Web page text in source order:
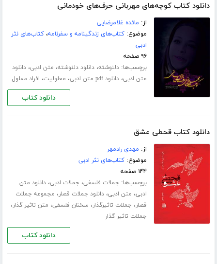
دانلود کتاب کوچه‌های مهربانی حرف‌های خودمانی
از: مائده غلامرضایی
موضوع:کتاب‌های زندگینامه و سفرنامه،کتاب‌های نثر
ادبی
۹۶ صفحه
برچسب‌ها:دلنوشته،دانلود دلنوشته، متن ادبی،دانلود
متن ادبی،دانلود pdf متن ادبی ، معلولیت، افراد معلول
دانلود کتاب
دانلود کتاب قحطی عشق
از: مهدی رادمهر
موضوع:کتاب‌های نثر ادبی
۱۴۴ صفحه
برچسب‌ها: جملات فلسفی، جملات ادبی،دانلود متن
ادبی، متن ادبی،دانلود جملات قصار، مجموعه جملات
قصار، جملات تاثیرگذار، سخنان فلسفی، متن تاثیر گذار،
جملات تاثیر گذار
دانلود کتاب